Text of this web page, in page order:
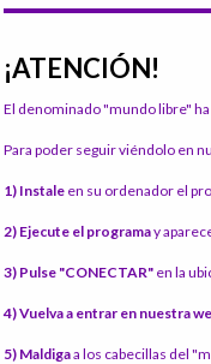
¡ATENCIÓN!
El denominado "mundo libre" ha
Para poder seguir viéndolo en
1) Instale en su ordenador el
2) Ejecute el programay
3) Pulse "CONECTAR" en la
4) Vuelva a entrar en nuestra
5) Maldigaa los cabecillas del